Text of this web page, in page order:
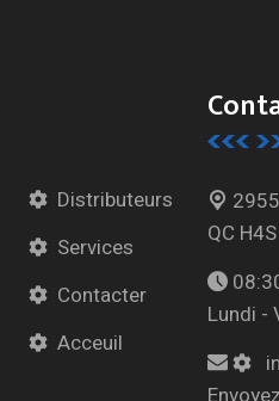
Distributeurs
Services
Contacter
Acceuil
QC
Lundi -